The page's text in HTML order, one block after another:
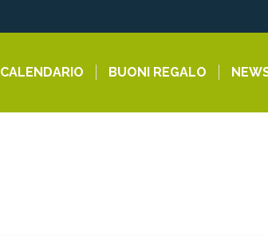
CALENDARIO BUONI REGALO